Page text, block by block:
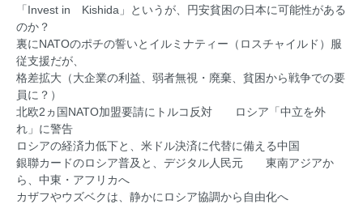
「Invest in Kishida」というが、円安貧困の日本に可能性がある
のか？
裏にNATOのポチの誓いとイルミナティー（ロスチャイルド）服
従支援だが、
格差拡大（大企業の利益、弱者無視・廃棄、貧困から戦争での要
員に？）
北欧2ヵ国NATO加盟要請にトルコ反対 ロシア「中立を外
れ」に警告
ロシアの経済力低下と、米ドル決済に代替に備える中国
銀聯カードのロシア普及と、デジタル人民元 東南アジアか
ら、中東・アフリカへ
カザフやウズベクは、静かにロシア協調から自由化へ